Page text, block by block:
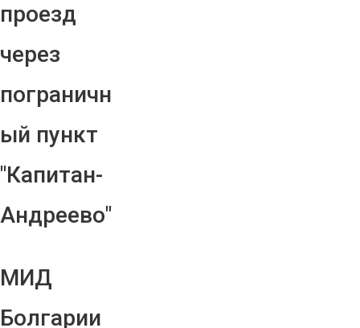
проезд
через
пограничн
ый пункт
"Капитан-
Андреево"
МИД
Болгарии